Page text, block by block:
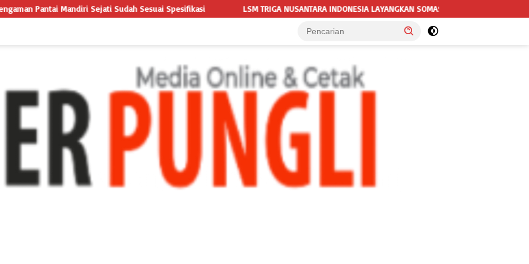
Sesuai Spesifikasi LSM TRIGA NUSANTARA INDONESIA LAYANGKAN SOMASI KEDUA DAN TERAKHIR KEPADA RUTAN KELAS IIB